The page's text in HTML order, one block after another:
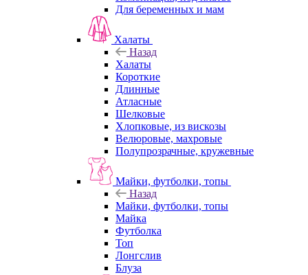
Для беременных и мам
Халаты
Назад
Халаты
Короткие
Длинные
Атласные
Шелковые
Хлопковые, из вискозы
Велюровые, махровые
Полупрозрачные, кружевные
Майки, футболки, топы
Назад
Майки, футболки, топы
Майка
Футболка
Топ
Лонгслив
Блуза